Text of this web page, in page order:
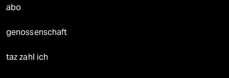
abo
genossenschaft
taz zahl ich